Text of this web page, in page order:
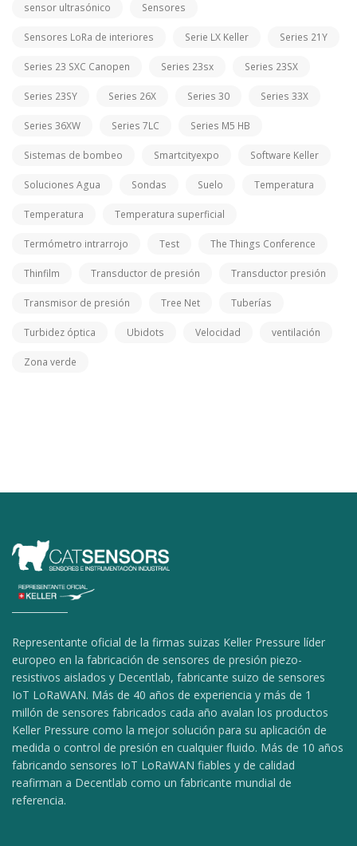
sensor ultrasónico Sensores
Sensores LoRa de interiores Serie LX Keller Series 21Y
Series 23 SXC Canopen Series 23sx Series 23SX
Series 23SY Series 26X Series 30 Series 33X
Series 36XW Series 7LC Series M5 HB
Sistemas de bombeo Smartcityexpo Software Keller
Soluciones Agua Sondas Suelo Temperatura
Temperatura Temperatura superficial
Termómetro intrarrojo Test The Things Conference
Thinfilm Transductor de presión Transductor presión
Transmisor de presión Tree Net Tuberías
Turbidez óptica Ubidots Velocidad ventilación
Zona verde
Representante oficial de la firmas suizas Keller Pressure líder
europeo en la fabricación de sensores de presión piezo-
resistivos aislados y Decentlab, fabricante suizo de sensores
IoT LoRaWAN. Más de 40 años de experiencia y más de 1
millón de sensores fabricados cada año avalan los productos
Keller Pressure como la mejor solución para su aplicación de
medida o control de presión en cualquier fluido. Más de 10 años
fabricando sensores IoT LoRaWAN fiables y de calidad
reafirman a Decentlab como un fabricante mundial de
referencia.